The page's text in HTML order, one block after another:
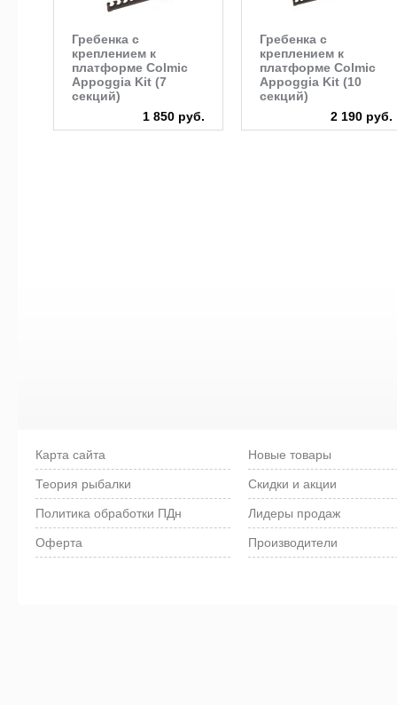
Гребенка с
креплением к
платформе Colmic
Appoggia Kit (7
секций)
1 850 руб.
Гребенка с
креплением к
платформе Colmic
Appoggia Kit (10
секций)
2 190 руб.
Карта сайта
Теория рыбалки
Политика обработки ПДн
Оферта
Новые товары
Скидки и акции
Лидеры продаж
Производители